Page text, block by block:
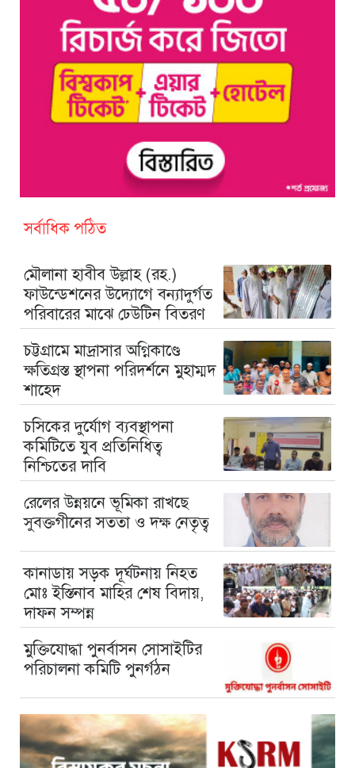
সর্বাধিক পঠিত
মৌলানা হাবীব উল্লাহ (রহ.)
ফাউন্ডেশনের উদ্যোগে বন্যাদুর্গত
পরিবারের মাঝে ঢেউটিন বিতরণ
চট্টগ্রামে মাদ্রাসার অগ্নিকাণ্ডে
ক্ষতিগ্রস্ত স্থাপনা পরিদর্শনে মুহাম্মদ
শাহেদ
চসিকের দুর্যোগ ব্যবস্থাপনা
কমিটিতে যুব প্রতিনিধিত্ব
নিশ্চিতের দাবি
রেলের উন্নয়নে ভূমিকা রাখছে
সুবক্তগীনের সততা ও দক্ষ নেতৃত্ব
কানাডায় সড়ক দূর্ঘটনায় নিহত
মোঃ ইস্তিনাব মাহির শেষ বিদায়,
দাফন সম্পন্ন
মুক্তিযোদ্ধা পুনর্বাসন সোসাইটির
পরিচালনা কমিটি পুনর্গঠন